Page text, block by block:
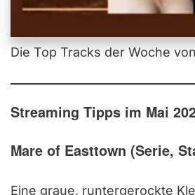
Die Top Tracks der Woche
Streaming Tipps im Mai
Mare of Easttown (Serie,
Eine graue, runtergerockte